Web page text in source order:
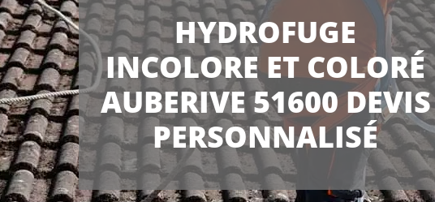
HYDROFUGE
INCOLORE ET COLORÉ
AUBERIVE 51600 DEVIS
PERSONNALISÉ